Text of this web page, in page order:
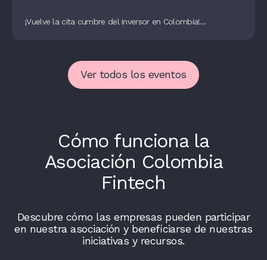
¡Vuelve la cita cumbre del inversor en Colombia!...
Ver todos los eventos
Cómo funciona la
Asociación Colombia
Fintech
Descubre cómo las empresas pueden participar
en nuestra asociación y beneficiarse de nuestras
iniciativas y recursos.